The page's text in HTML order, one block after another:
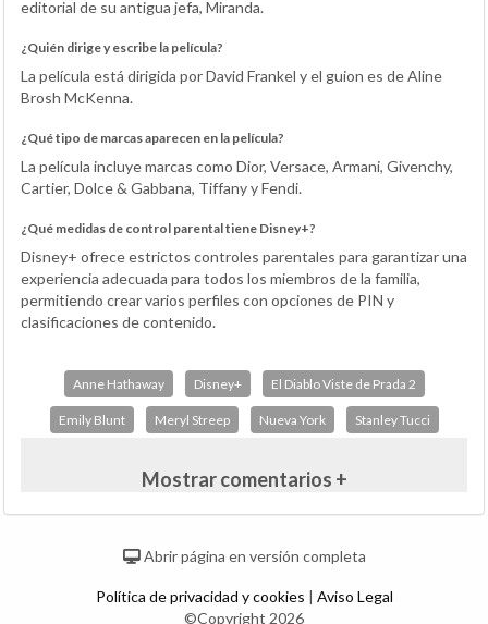
editorial de su antigua jefa, Miranda.
¿Quién dirige y escribe la película?
La película está dirigida por David Frankel y el guion es de Aline
Brosh McKenna.
¿Qué tipo de marcas aparecen en la película?
La película incluye marcas como Dior, Versace, Armani, Givenchy,
Cartier, Dolce & Gabbana, Tiffany y Fendi.
¿Qué medidas de control parental tiene Disney+?
Disney+ ofrece estrictos controles parentales para garantizar una
experiencia adecuada para todos los miembros de la familia,
permitiendo crear varios perfiles con opciones de PIN y
clasificaciones de contenido.
Anne Hathaway Disney+ El Diablo Viste de Prada 2
Emily Blunt Meryl Streep Nueva York Stanley Tucci
Mostrar comentarios +
Abrir página en versión completa
Política de privacidad y cookies | Aviso Legal
©Copyright 2026